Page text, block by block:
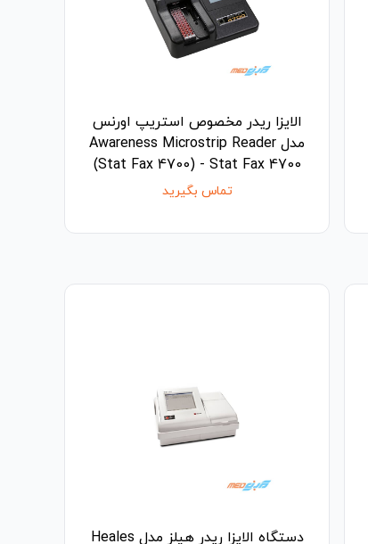
الایزا ریدر مخصوص استریپ اورنس
مدل Awareness Microstrip Reader
(Stat Fax 4700) - Stat Fax 4700
تماس بگیرید
دستگاه الایزا ریدر هیلز مدل Heales